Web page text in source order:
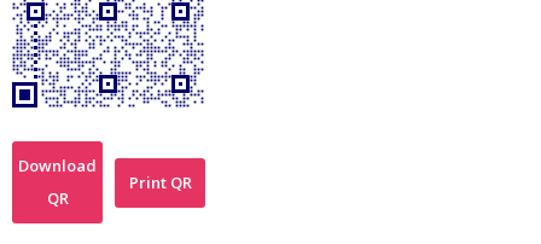
Download
QR
Print QR